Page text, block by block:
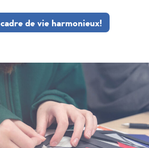
de vie harmonieux!